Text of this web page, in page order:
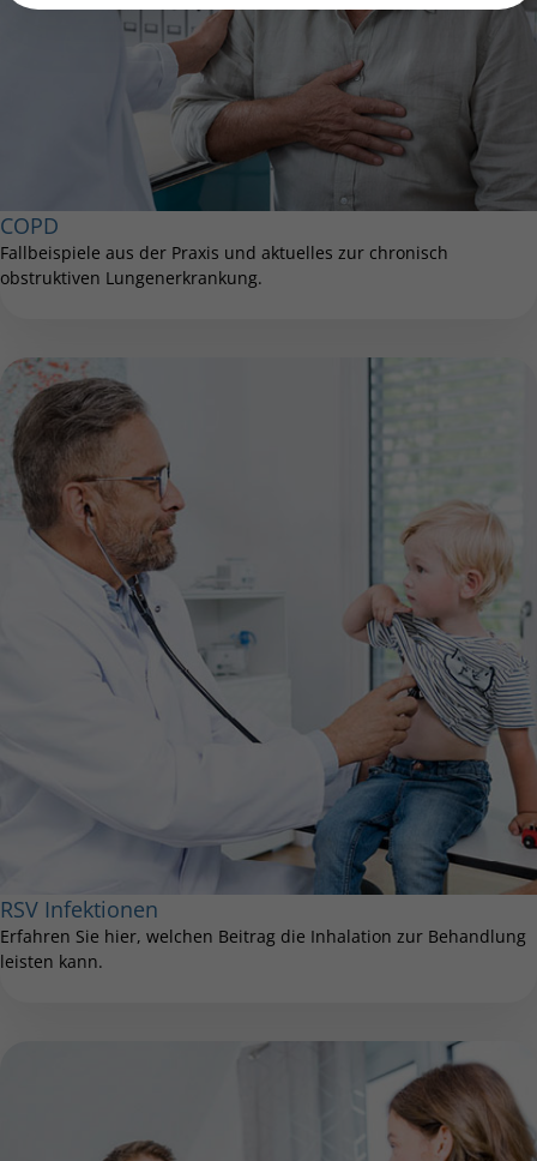
COPD
Fallbeispiele aus der Praxis und aktuelles zur chronisch
obstruktiven Lungenerkrankung.
RSV Infektionen
Erfahren Sie hier, welchen Beitrag die Inhalation zur Behandlung
leisten kann.